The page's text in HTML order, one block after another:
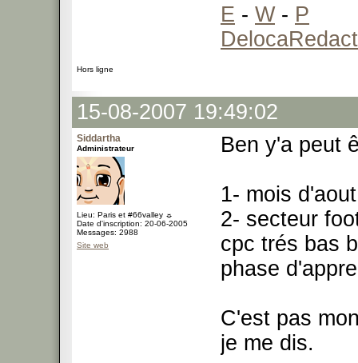
E - W- P
Hors ligne
15-08-2007 19:49:02
Siddartha
Administrateur
Lieu: Paris et #66valley ☼
Date d'inscription: 20-06-2005
Messages: 2988
Site web
Ben y'a peut
1- mois
2- secteur
cpc trés bas
phase
C'est pas
je me dis.